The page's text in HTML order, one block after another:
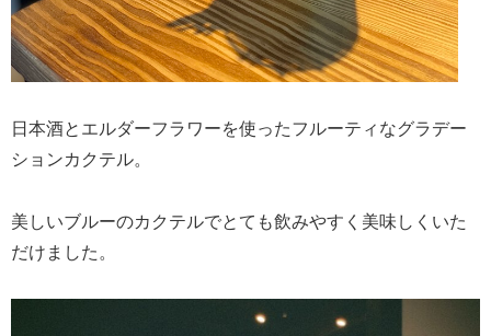
日本酒とエルダーフラワーを使ったフルーティなグラデー
ションカクテル。
美しいブルーのカクテルでとても飲みやすく美味しくいた
だけました。